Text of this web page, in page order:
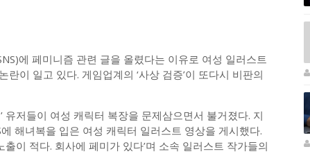
에 페미니즘 관련 글을 올렸다는 이유로 여성 일러스트
이 일고 있다. 게임업계의 ‘사상 검증’이 또다시 비판의
유저들이 여성 캐릭터 복장을 문제삼으면서 불거졌다. 지
해녀복을 입은 여성 캐릭터 일러스트 영상을 게시했다.
이 적다. 회사에 페미가 있다’며 소속 일러스트 작가들의